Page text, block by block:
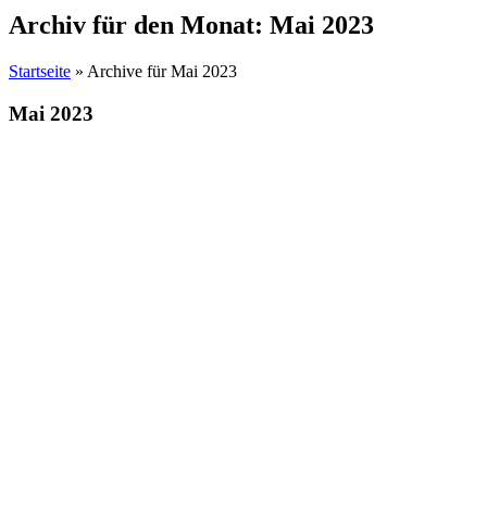
Archiv für den Monat: Mai 2023
Startseite » Archive für Mai 2023
Mai 2023